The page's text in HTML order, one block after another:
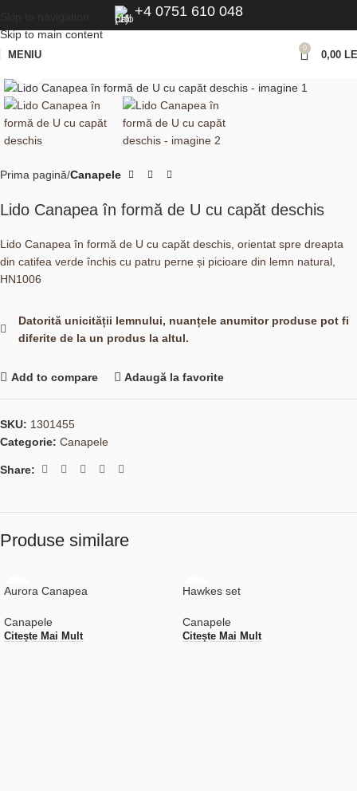
Skip to main content
+4 0751 610 048
MENIU
0
0,00
Prima pagină Canapele
Lido Canapea în formă de U cu capăt deschis
Lido Canapea în formă de U cu capăt deschis, orientat spre dreapta
din catifea verde închis cu patru perne și picioare din lemn natural,
HN1006
Datorită unicității lemnului, nuanțele anumitor produse pot fi
diferite de la un produs la altul.
Add to compare Adaugă la favorite
SKU: 1301455
Categorie: Canapele
Share:
Produse similare
Aurora Canapea
Canapele
Citește Mai Mult
Hawkes set
Canapele
Citește Mai Mult